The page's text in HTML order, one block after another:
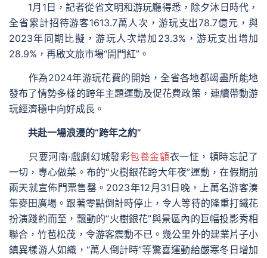
1月1日，記者從省文明和游玩廳得悉，除夕沐日時代，
全省累計招待游客1613.7萬人次，游玩支出78.7億元，與
2023年同期比擬，游玩人次增加23.3%，游玩支出增加
28.9%，再啟文旅市場“開門紅”。
作為2024年游玩花費的開始，全省各地都竭盡所能地
發布了情勢多樣的跨年主題運動及促花費政策，連續帶動游
玩經濟穩中向好成長。
共赴一場浪漫的“跨年之約”
只要河南·戲劇幻城發彩包養金額衣一怔，頓時忘記了
一切，專心做菜。布的“火樹銀花跨大年夜”運動，在假期前
兩天就宣佈門票售罄。2023年12月31日晚，上萬名游客湊
集麥田廣場。跟著零點倒計時停止，令人等待的隆重打鐵花
扮演踐約而至，飄動的“火樹銀花”與景區內的巨幅投影秀相
聯合，竹苞松茂，令游客震動不已。幾公里外的建業片子小
鎮異樣游人如織，“萬人倒計時”等驚喜運動給嚴寒冬日增加